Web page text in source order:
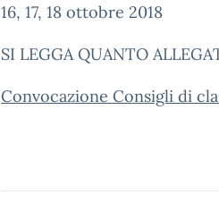
16, 17, 18 ottobre 2018
SI LEGGA QUANTO
Convocazione Consigli di